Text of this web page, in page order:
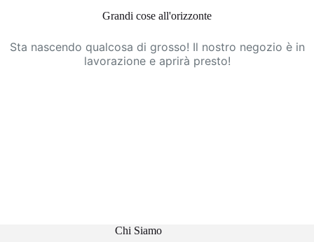
Grandi cose all'orizzonte
Sta nascendo qualcosa di grosso! Il nostro negozio è in
lavorazione e aprirà presto!
Chi Siamo